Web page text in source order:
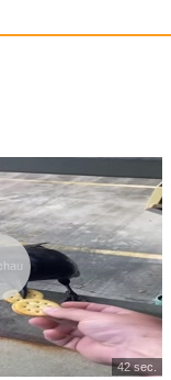
2025 (für
42 sec.